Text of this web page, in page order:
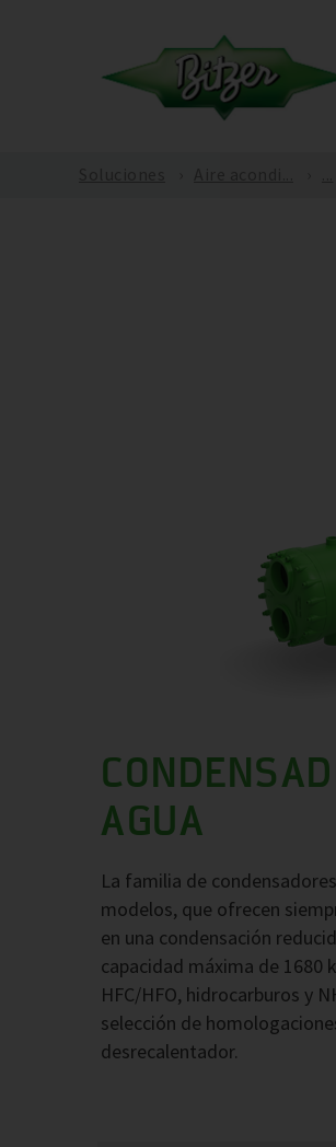
AGUA
La familia de
modelos, que ofrecen
en una condensación
capacidad máxima de 1680
HFC/HFO, hidrocarburos y
selección de
desrecalentador.